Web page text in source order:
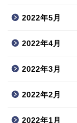
2022年5月
2022年4月
2022年3月
2022年2月
2022年1月